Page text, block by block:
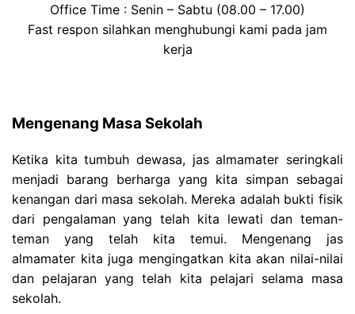
Office Time : Senin – Sabtu (08.00 – 17.00)
Fast respon silahkan menghubungi kami pada jam
kerja
Mengenang Masa Sekolah
Ketika kita tumbuh dewasa, jas almamater seringkali
menjadi barang berharga yang kita simpan sebagai
kenangan dari masa sekolah. Mereka adalah bukti fisik
dari pengalaman yang telah kita lewati dan teman-
teman yang telah kita temui. Mengenang jas
almamater kita juga mengingatkan kita akan nilai-nilai
dan pelajaran yang telah kita pelajari selama masa
sekolah.